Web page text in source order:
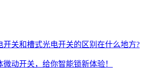
开关和槽式光电开关的区别在什么地方?
微动开关，给你智能锁新体验！